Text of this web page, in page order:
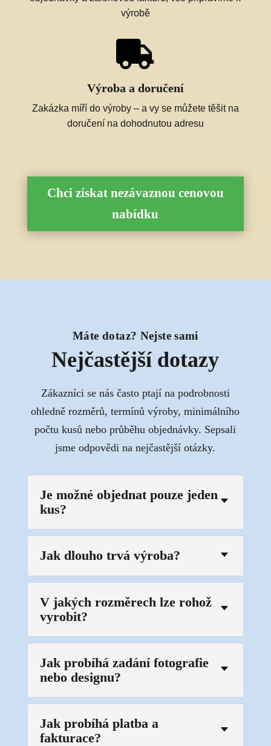
výrobě

Výroba a doručení
Zakázka míří do výroby – a vy se můžete těšit na
doručení na dohodnutou adresu
Chci získat nezávaznou cenovou
nabídku
Máte dotaz? Nejste sami
Nejčastější dotazy
Zákazníci se nás často ptají na podrobnosti
ohledně rozměrů, termínů výroby, minimálního
počtu kusů nebo průběhu objednávky. Sepsali
jsme odpovědi na nejčastější otázky.
Je možné objednat pouze jeden
kus?
C
Jak dlouho trvá výroba? C
V jakých rozměrech lze rohož
vyrobit?
C
Jak probíhá zadání fotografie
nebo designu?
C
Jak probíhá platba a
fakturace?
C